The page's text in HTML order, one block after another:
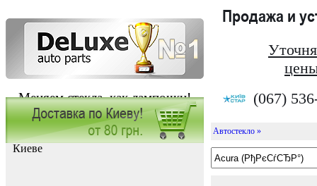
Меняем стекла, как лампочки!
Продажа и
(067)
Заказать установку автостекла в
Киеве
Автостекло »